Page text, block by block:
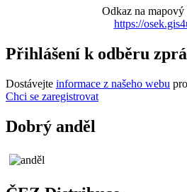
Odkaz na mapový
https://
Přihlášení k odběru
Dostávejte informace z našeho webu
Chci se zaregistrovat
Dobrý anděl